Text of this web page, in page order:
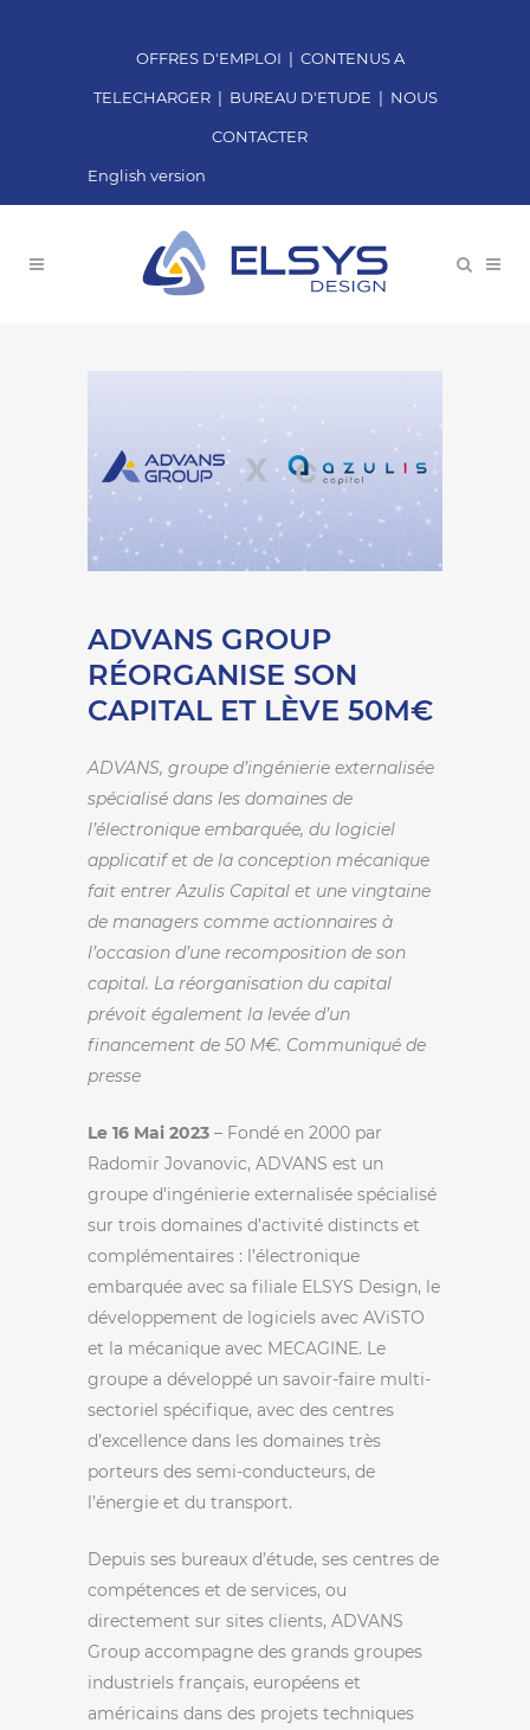
OFFRES D'EMPLOI | CONTENUS A
TELECHARGER| BUREAU D'ETUDE | NOUS
CONTACTER
English version
ADVANS GROUP
RÉORGANISE SON
CAPITAL ET LÈVE 50M€
ADVANS, groupe d’ingénierie externalisée
spécialisé dans les domaines de
l’électronique embarquée, du logiciel
applicatif et de la conception mécanique
fait entrer Azulis Capital et une vingtaine
de managers comme actionnaires à
l’occasion d’une recomposition de son
capital. La réorganisation du capital
prévoit également la levée d’un
financement de 50 M€. Communiqué de
presse
Le 16 Mai 2023 – Fondé en 2000 par
Radomir Jovanovic, ADVANS est un
groupe d’ingénierie externalisée spécialisé
sur trois domaines d’activité distincts et
complémentaires : l’électronique
embarquée avec sa filiale ELSYS Design, le
développement de logiciels avec AViSTO
et la mécanique avec MECAGINE. Le
groupe a développé un savoir-faire multi-
sectoriel spécifique, avec des centres
d’excellence dans les domaines très
porteurs des semi-conducteurs, de
l’énergie et du transport.
Depuis ses bureaux d’étude, ses centres de
compétences et de services, ou
directement sur sites clients, ADVANS
Group accompagne des grands groupes
industriels français, européens et
américains dans des projets techniques